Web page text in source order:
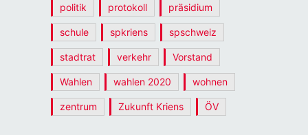
politik protokoll präsidium
schule spkriens spschweiz
stadtrat verkehr Vorstand
Wahlen wahlen 2020 wohnen
zentrum Zukunft Kriens ÖV